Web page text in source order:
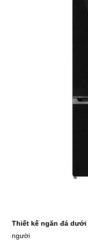
Thiết kế ngăn đá dưới
người